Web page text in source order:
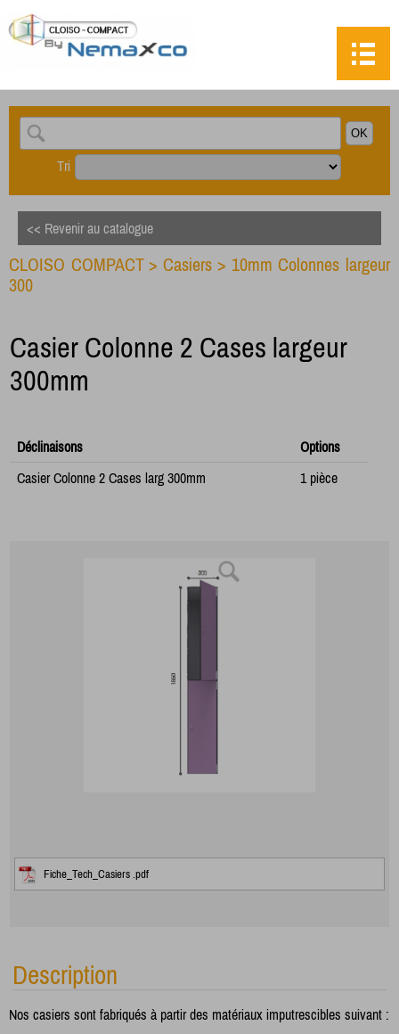
Tri
<< Revenir au catalogue
CLOISO COMPACT > Casiers > 10mm Colonnes largeur
300
Casier Colonne 2 Cases largeur
300mm
Déclinaisons
Options
Casier Colonne 2 Cases larg 300mm
1 pièce
Fiche_Tech_Casiers .pdf
Description
Nos casiers sont fabriqués à partir des matériaux imputrescibles suivant :